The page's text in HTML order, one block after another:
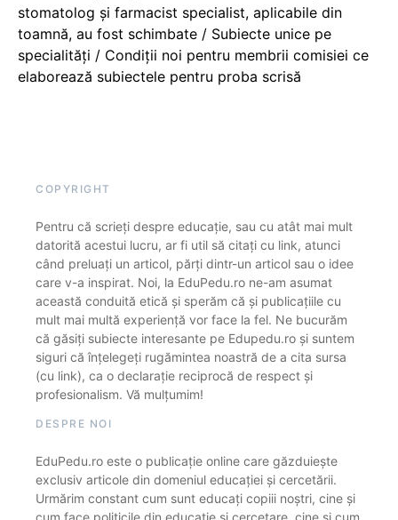
stomatolog și farmacist specialist, aplicabile din
toamnă, au fost schimbate / Subiecte unice pe
specialități / Condiții noi pentru membrii comisiei ce
elaborează subiectele pentru proba scrisă
COPYRIGHT
Pentru că scrieți despre educație, sau cu atât mai mult
datorită acestui lucru, ar fi util să citați cu link, atunci
când preluați un articol, părți dintr-un articol sau o idee
care v-a inspirat. Noi, la EduPedu.ro ne-am asumat
această conduită etică și sperăm că și publicațiile cu
mult mai multă experiență vor face la fel. Ne bucurăm
că găsiți subiecte interesante pe Edupedu.ro și suntem
siguri că înțelegeți rugămintea noastră de a cita sursa
(cu link), ca o declarație reciprocă de respect și
profesionalism. Vă mulțumim!
DESPRE NOI
EduPedu.ro este o publicație online care găzduiește
exclusiv articole din domeniul educației și cercetării.
Urmărim constant cum sunt educați copiii noștri, cine și
cum face politicile din educație și cercetare, cine și cum